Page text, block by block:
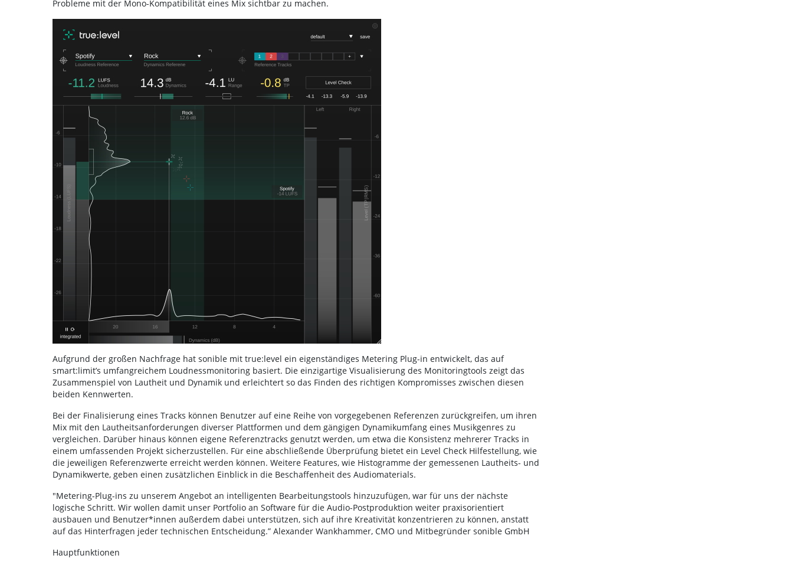
Probleme mit der Mono-Kompatibilität eines Mix sichtbar zu machen.
Aufgrund der großen Nachfrage hat sonible mit true:level ein eigenständiges Metering Plug-in entwickelt, das auf
smart:limit’s umfangreichem Loudnessmonitoring basiert. Die einzigartige Visualisierung des Monitoringtools zeigt das
Zusammenspiel von Lautheit und Dynamik und erleichtert so das Finden des richtigen Kompromisses zwischen diesen
beiden Kennwerten.
Bei der Finalisierung eines Tracks können Benutzer auf eine Reihe von vorgegebenen Referenzen zurückgreifen, um ihren
Mix mit den Lautheitsanforderungen diverser Plattformen und dem gängigen Dynamikumfang eines Musikgenres zu
vergleichen. Darüber hinaus können eigene Referenztracks genutzt werden, um etwa die Konsistenz mehrerer Tracks in
einem umfassenden Projekt sicherzustellen. Für eine abschließende Überprüfung bietet ein Level Check Hilfestellung, wie
die jeweiligen Referenzwerte erreicht werden können. Weitere Features, wie Histogramme der gemessenen Lautheits- und
Dynamikwerte, geben einen zusätzlichen Einblick in die Beschaffenheit des Audiomaterials.
"Metering-Plug-ins zu unserem Angebot an intelligenten Bearbeitungstools hinzuzufügen, war für uns der nächste
logische Schritt. Wir wollen damit unser Portfolio an Software für die Audio-Postproduktion weiter praxisorientiert
ausbauen und Benutzer*innen außerdem dabei unterstützen, sich auf ihre Kreativität konzentrieren zu können, anstatt
auf das Hinterfragen jeder technischen Entscheidung.” Alexander Wankhammer, CMO und Mitbegründer sonible GmbH
Hauptfunktionen